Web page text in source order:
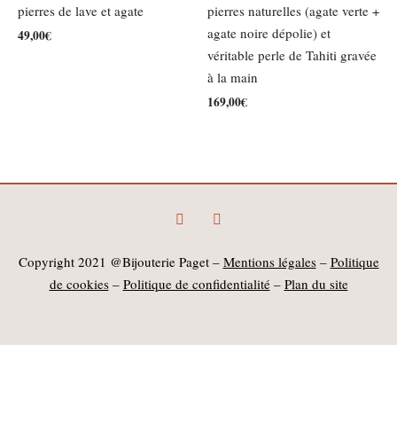
pierres de lave et agate
49,00€
pierres naturelles (agate verte +
agate noire dépolie) et
véritable perle de Tahiti gravée
à la main
169,00€
F
e
o
f
I
t
g
Copyright 2021 @Bijouterie Paget – Mentions légales– Politique
de cookies– Politique de confidentialité– Plan du site
offres
personnalisés.